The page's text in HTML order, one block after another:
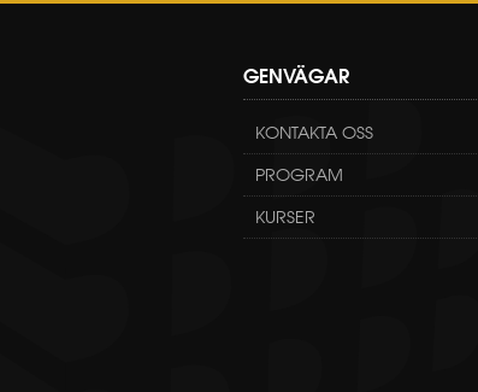
GENVÄGAR
KONTAKTA OSS
PROGRAM
KURSER